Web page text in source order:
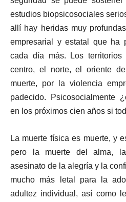
estudios biopsicosociales
allí hay heridas muy
empresarial y estatal que ha
cada día más. Los
centro, el norte, el oriente
muerte, por la violencia
padecido. Psicosocialmente
en los próximos cien años si
La muerte física es muerte, y
pero la muerte del alma,
asesinato de la alegría y la
mucho más letal para la
adultez individual, así como